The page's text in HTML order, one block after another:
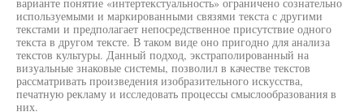
используемыми и маркированными связями текста с другими
текстами и предполагает непосредственное присутствие одного
текста в другом тексте. В таком виде оно пригодно для анализа
текстов культуры. Данный подход, экстраполированный на
визуальные знаковые системы, позволил в качестве текстов
рассматривать произведения изобразительного искусства,
печатную рекламу и исследовать процессы смыслообразования в
них.